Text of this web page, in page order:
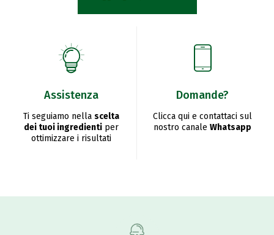
Assistenza
Ti seguiamo nella scelta
dei tuoi ingredienti per
ottimizzare i risultati
Domande?
Clicca qui e contattaci sul
nostro canale Whatsapp